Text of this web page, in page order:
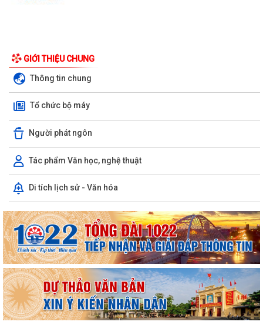
GIỚI THIỆU CHUNG
Thông tin chung
Tổ chức bộ máy
Người phát ngôn
Tác phẩm Văn học, nghệ thuật
Di tích lịch sử - Văn hóa
UBND phường triển khai công tác khám sức khoẻ định kỳ, khám sàng
lọc miễn phí cho người dân trên...
Ban đại diện Hội đồng quản trị Ngân hàng Chính sách xã hội phường
Kiến An tổ chức phiên họp giao...
TỪ NGÀY 08/8/2026: NHIỀU THỦ TỤC HÀNH CHÍNH TRỰC TUYẾN TẠI